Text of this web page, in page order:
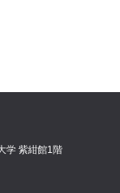
学 紫紺館1階